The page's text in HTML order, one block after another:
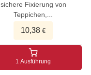
sichere Fixierung von
Teppichen,...
10,38 €
1 Ausführung